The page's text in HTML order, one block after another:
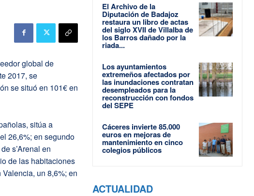
global de
2017, se
se situó en 101€ en
sitúa a
26,6%; en segundo
s’Arenal en
de las habitaciones
un 8,6%; en
El Archivo de la
Diputación de Badajoz
restaura un libro de actas
del siglo XVII de Villalba de
los Barros dañado por la
riada...
Los ayuntamientos
extremeños afectados por
las inundaciones contratan
desempleados para la
reconstrucción con fondos
del SEPE
Cáceres invierte 85.000
euros en mejoras de
mantenimiento en cinco
colegios públicos
ACTUALIDAD